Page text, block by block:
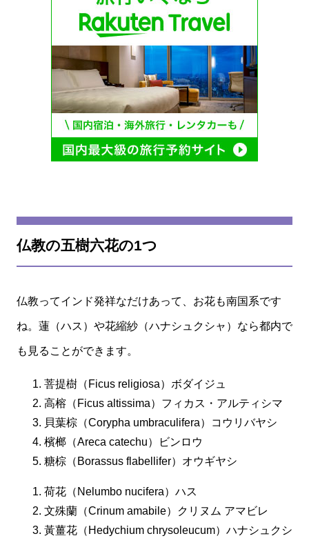
仏教の五樹六花の1つ
仏教ってインド発祥なだけあって、お花も南国系です
ね。蓮（ハス）や花縮紗（ハナシュクシャ）なら都内で
も見ることができます。
菩提樹（Ficus religiosa）ボダイジュ
高榕（Ficus altissima）フィカス・アルティシマ
貝葉棕（Corypha umbraculifera）コウリバヤシ
檳榔（Areca catechu）ビンロウ
糖棕（Borassus flabellifer）オウギヤシ
荷花（Nelumbo nucifera）ハス
文殊蘭（Crinum amabile）クリヌム アマビレ
黃薑花（Hedychium chrysoleucum）ハナシュクシ